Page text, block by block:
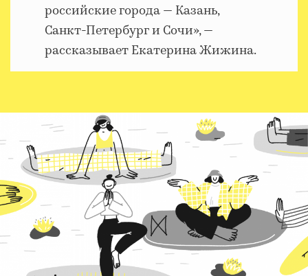
российские города — Казань,
Санкт-Петербург и Сочи», —
рассказывает Екатерина Жижина.